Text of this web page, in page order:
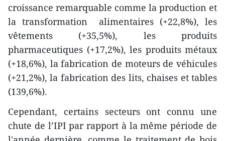
croissance remarquable​ comme la production et
la transformation ​ alimentaires (+22,8%), les
vêtements (+35,5%), les produits
pharmaceutiques​ (+17,2%), les produits métaux
(+18,6%), la fabrication de moteurs de véhicules
(+21,2%), la fabrication des lits, chaises et tables
(139,6%).
Cependant, certains secteurs ont connu ​une
chute de l’IPI par rapport à la même période de